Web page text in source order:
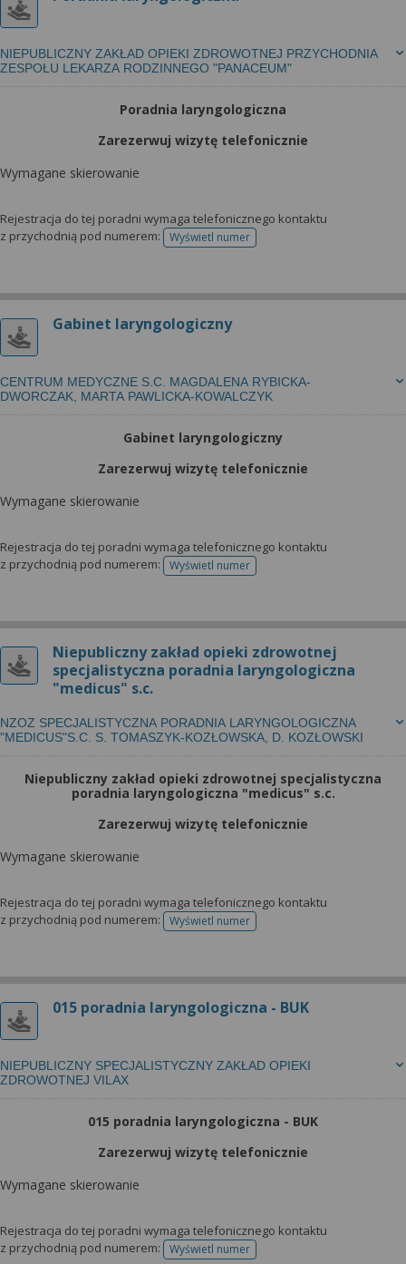
NIEPUBLICZNY ZAKŁAD OPIEKI ZDROWOTNEJ PRZYCHODNIA
ZESPOŁU LEKARZA RODZINNEGO "PANACEUM"
Poradnia laryngologiczna
Zarezerwuj wizytę telefonicznie
Wymagane skierowanie
Rejestracja do tej poradni wymaga telefonicznego kontaktu
z przychodnią pod numerem:
Wyświetl numertelefonu do rejestracji
Gabinet laryngologiczny
CENTRUM MEDYCZNE S.C. MAGDALENA RYBICKA-
DWORCZAK, MARTA PAWLICKA-KOWALCZYK
Gabinet laryngologiczny
Zarezerwuj wizytę telefonicznie
Wymagane skierowanie
Rejestracja do tej poradni wymaga telefonicznego kontaktu
z przychodnią pod numerem:
Wyświetl numertelefonu do rejestracji
Niepubliczny zakład opieki zdrowotnej
specjalistyczna poradnia laryngologiczna
"medicus" s.c.
NZOZ SPECJALISTYCZNA PORADNIA LARYNGOLOGICZNA
"MEDICUS"S.C. S. TOMASZYK-KOZŁOWSKA, D. KOZŁOWSKI
Niepubliczny zakład opieki zdrowotnej specjalistyczna
poradnia laryngologiczna "medicus" s.c.
Zarezerwuj wizytę telefonicznie
Wymagane skierowanie
Rejestracja do tej poradni wymaga telefonicznego kontaktu
z przychodnią pod numerem:
Wyświetl numertelefonu do rejestracji
015 poradnia laryngologiczna - BUK
NIEPUBLICZNY SPECJALISTYCZNY ZAKŁAD OPIEKI
ZDROWOTNEJ VILAX
015 poradnia laryngologiczna - BUK
Zarezerwuj wizytę telefonicznie
Wymagane skierowanie
Rejestracja do tej poradni wymaga telefonicznego kontaktu
z przychodnią pod numerem:
Wyświetl numertelefonu do rejestracji